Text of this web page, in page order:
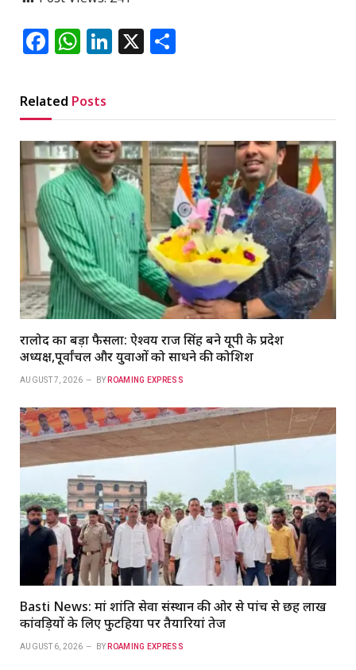
Facebook
WhatsApp
LinkedIn
X
Related Posts
रालोद का बड़ा फैसला: ऐश्वर्य राज सिंह बने यूपी के प्रदेश
अध्यक्ष,पूर्वांचल और युवाओं को साधने की कोशिश
AUGUST 7, 2026 BY ROAMING EXPRESS
Basti News: मां शांति सेवा संस्थान की ओर से पांच से छह लाख
कांवड़ियों के लिए फुटहिया पर तैयारियां तेज
AUGUST 6, 2026 BY ROAMING EXPRESS